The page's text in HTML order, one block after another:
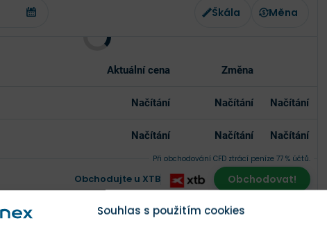
Souhlas s použitím cookies
Škála Měna
Aktuální cena Změna
Načítání Načítání Načítání
Načítání Načítání Načítání
Obchodujte u XTB
Při obchodování CFD ztrácí peníze 77 % účtů.
Obchodovat!